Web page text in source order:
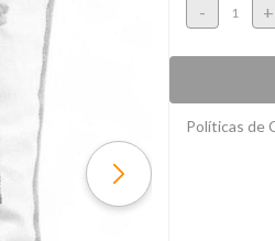
- +
Políticas de